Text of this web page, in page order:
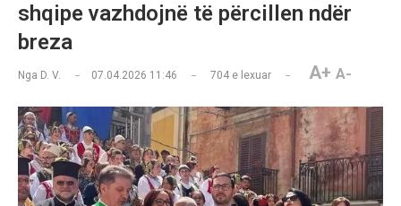
shqipe vazhdojnë të përcillen ndër
breza
Nga D. V. 07.04.2026 11:46 704 e lexuar A+ A-